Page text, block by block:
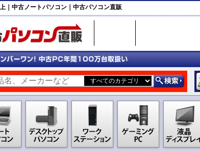
｜中古ノートパソコン｜中古パソコン直販